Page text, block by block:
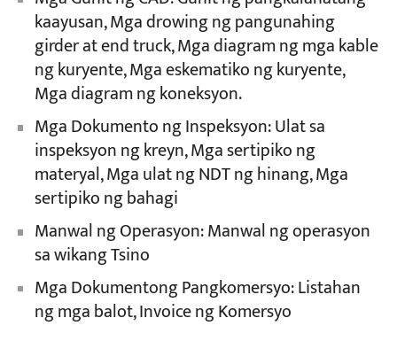
kaayusan, Mga drowing ng pangunahing
girder at end truck, Mga diagram ng mga kable
ng kuryente, Mga eskematiko ng kuryente,
Mga diagram ng koneksyon.
Mga Dokumento ng Inspeksyon: Ulat sa
inspeksyon ng kreyn, Mga sertipiko ng
materyal, Mga ulat ng NDT ng hinang, Mga
sertipiko ng bahagi
Manwal ng Operasyon: Manwal ng operasyon
sa wikang Tsino
Mga Dokumentong Pangkomersyo: Listahan
ng mga balot, Invoice ng Komersyo